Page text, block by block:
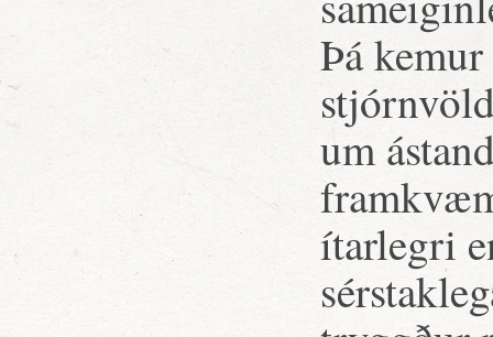
Þá
um
ítarlegri